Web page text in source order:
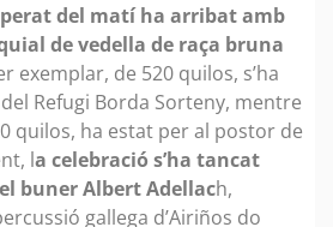
del matí ha arribat amb
de vedella de raça bruna
exemplar, de 520 quilos, s’ha
Refugi Borda Sorteny, mentre
quilos, ha estat per al postor de
la celebració s’ha tancat
buner Albert Adellach,
gallega d’Airiños do